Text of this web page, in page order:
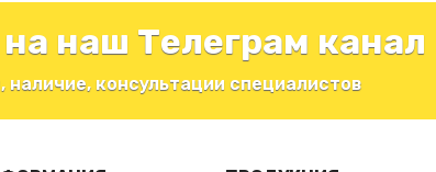
наш Телеграм канал
консультации специалистов